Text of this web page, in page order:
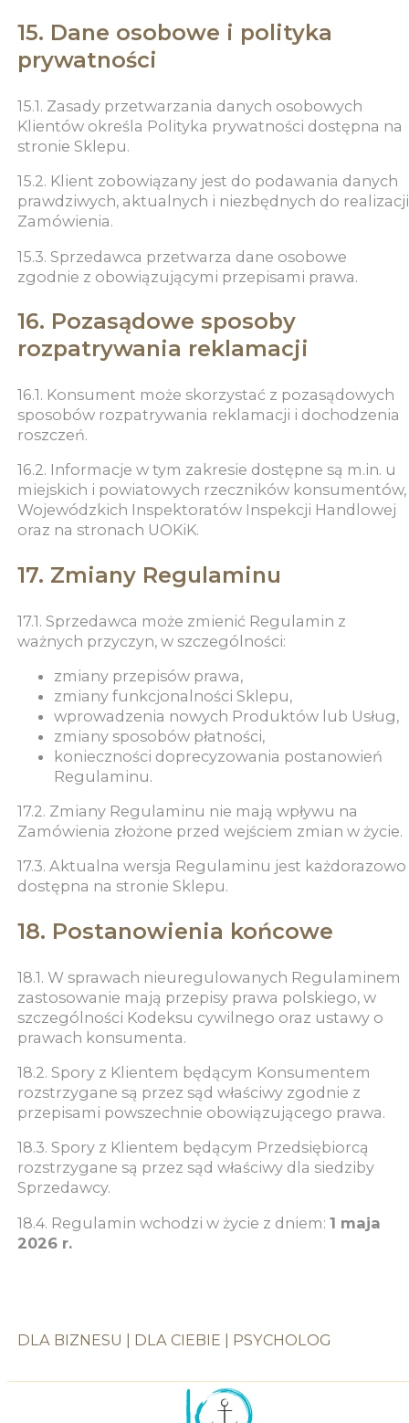
15. Dane osobowe i polityka
prywatności
15.1. Zasady przetwarzania danych osobowych
Klientów określa Polityka prywatności dostępna na
stronie Sklepu.
15.2. Klient zobowiązany jest do podawania danych
prawdziwych, aktualnych i niezbędnych do realizacji
Zamówienia.
15.3. Sprzedawca przetwarza dane osobowe
zgodnie z obowiązującymi przepisami prawa.
16. Pozasądowe sposoby
rozpatrywania reklamacji
16.1. Konsument może skorzystać z pozasądowych
sposobów rozpatrywania reklamacji i dochodzenia
roszczeń.
16.2. Informacje w tym zakresie dostępne są m.in. u
miejskich i powiatowych rzeczników konsumentów,
Wojewódzkich Inspektoratów Inspekcji Handlowej
oraz na stronach UOKiK.
17. Zmiany Regulaminu
17.1. Sprzedawca może zmienić Regulamin z
ważnych przyczyn, w szczególności:
zmiany przepisów prawa,
zmiany funkcjonalności Sklepu,
wprowadzenia nowych Produktów lub Usług,
zmiany sposobów płatności,
konieczności doprecyzowania postanowień
Regulaminu.
17.2. Zmiany Regulaminu nie mają wpływu na
Zamówienia złożone przed wejściem zmian w życie.
17.3. Aktualna wersja Regulaminu jest każdorazowo
dostępna na stronie Sklepu.
18. Postanowienia końcowe
18.1. W sprawach nieuregulowanych Regulaminem
zastosowanie mają przepisy prawa polskiego, w
szczególności Kodeksu cywilnego oraz ustawy o
prawach konsumenta.
18.2. Spory z Klientem będącym Konsumentem
rozstrzygane są przez sąd właściwy zgodnie z
przepisami powszechnie obowiązującego prawa.
18.3. Spory z Klientem będącym Przedsiębiorcą
rozstrzygane są przez sąd właściwy dla siedziby
Sprzedawcy.
18.4. Regulamin wchodzi w życie z dniem: 1 maja
2026 r.
DLA BIZNESU | DLA CIEBIE | PSYCHOLOG